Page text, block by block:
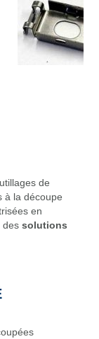
de
à la découpe
en
des solutions